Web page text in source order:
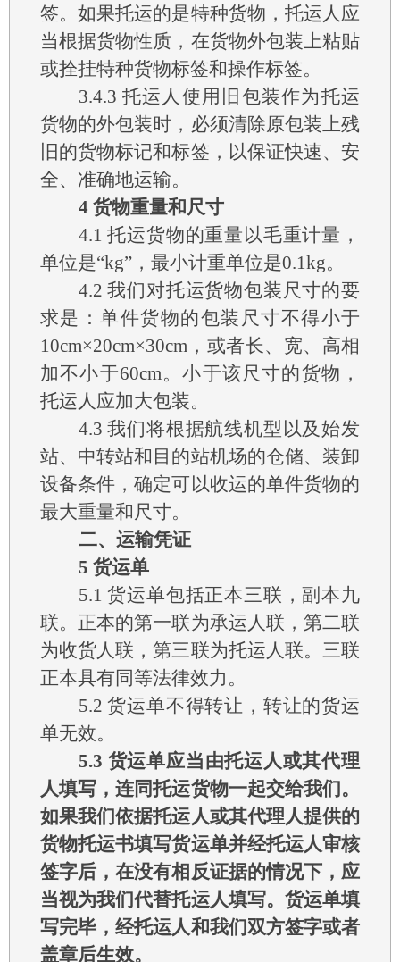
签。如果托运的是特种货物，托运人应
当根据货物性质，在货物外包装上粘贴
或拴挂特种货物标签和操作标签。
3.4.3 托运人使用旧包装作为托运
货物的外包装时，必须清除原包装上残
旧的货物标记和标签，以保证快速、安
全、准确地运输。
4 货物重量和尺寸
4.1托运货物的重量以毛重计量，
单位是“kg”，最小计重单位是0.1kg。
4.2我们对托运货物包装尺寸的要
求是：单件货物的包装尺寸不得小于
10cm×20cm×30cm，或者长、宽、高相
加不小于60cm。小于该尺寸的货物，
托运人应加大包装。
4.3我们将根据航线机型以及始发
站、中转站和目的站机场的仓储、装卸
设备条件，确定可以收运的单件货物的
最大重量和尺寸。
二、运输凭证
5 货运单
5.1货运单包括正本三联，副本九
联。正本的第一联为承运人联，第二联
为收货人联，第三联为托运人联。三联
正本具有同等法律效力。
5.2货运单不得转让，转让的货运
单无效。
5.3 货运单应当由托运人或其代理
人填写，连同托运货物一起交给我们。
如果我们依据托运人或其代理人提供的
货物托运书填写货运单并经托运人审核
签字后，在没有相反证据的情况下，应
当视为我们代替托运人填写。货运单填
写完毕，经托运人和我们双方签字或者
盖章后生效。